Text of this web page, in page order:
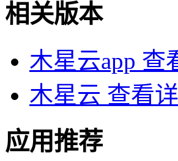
相关版本
木星云app 查
木星云 查看
应用推荐